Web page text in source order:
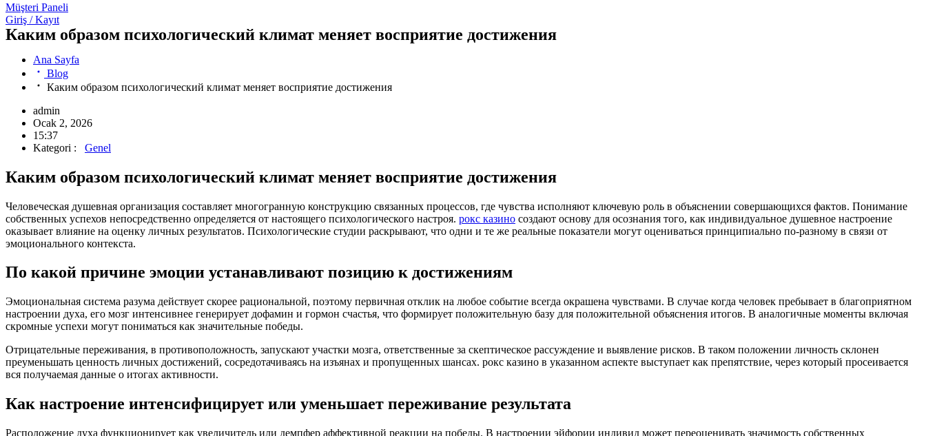
Müşteri Paneli
Giriş / Kayıt
Каким образом психологический климат меняет восприятие достижения
Ana Sayfa
Blog
Каким образом психологический климат меняет восприятие достижения
admin
Ocak 2, 2026
15:37
Kategori :
Genel
Каким образом психологический климат меняет восприятие достижения
Человеческая душевная организация составляет многогранную конструкцию связанных процессов, где чувства исполняют ключевую роль в объяснении совершающихся фактов. Понимание
собственных успехов непосредственно определяется от настоящего психологического настроя. рокс казино создают основу для осознания того, как индивидуальное душевное настроение
оказывает влияние на оценку личных результатов. Психологические студии раскрывают, что одни и те же реальные показатели могут оцениваться принципиально по-разному в связи от
эмоционального контекста.
По какой причине эмоции устанавливают позицию к достижениям
Эмоциональная система разума действует скорее рациональной, поэтому первичная отклик на любое событие всегда окрашена чувствами. В случае когда человек пребывает в благоприятном
настроении духа, его мозг интенсивнее генерирует дофамин и гормон счастья, что формирует положительную базу для положительной объяснения итогов. В аналогичные моменты включая
скромные успехи могут пониматься как значительные победы.
Отрицательные переживания, в противоположность, запускают участки мозга, ответственные за скептическое рассуждение и выявление рисков. В таком положении личность склонен
преуменьшать ценность личных достижений, сосредотачиваясь на изъянах и пропущенных шансах. рокс казино в указанном аспекте выступает как препятствие, через который просеивается
вся получаемая данные о итогах активности.
Как настроение интенсифицирует или уменьшает переживание результата
Расположение духа функционирует как увеличитель или демпфер аффективной реакции на победы. В настроении эйфории индивид может переоценивать значимость собственных